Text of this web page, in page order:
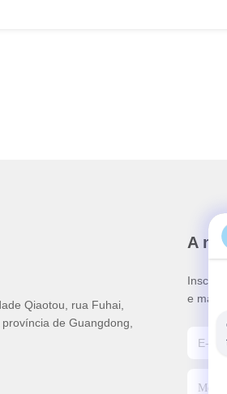
Qiaotou, rua Fuhai,
de Guangdong,
A
e mais.